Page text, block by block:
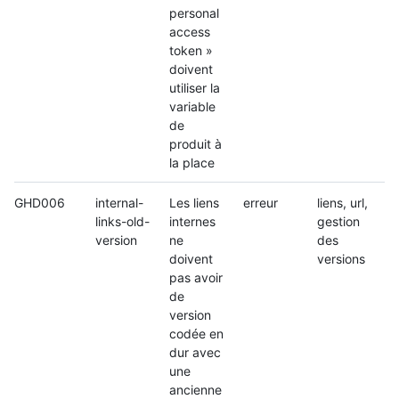
personal
access
token »
doivent
utiliser la
variable
de
produit à
la place
GHD006
internal-
links-old-
version
Les liens
internes
ne
doivent
pas avoir
de
version
codée en
dur avec
une
ancienne
erreur
liens, url,
gestion
des
versions